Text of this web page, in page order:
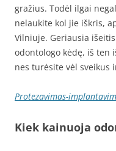
gražius. Todėl ilgai
nelaukite kol jie iškris,
Vilniuje. Geriausia
odontologo kėdę, iš ten
nes turėsite vėl sveikus
Protezavimas-
Kiek kainuoja